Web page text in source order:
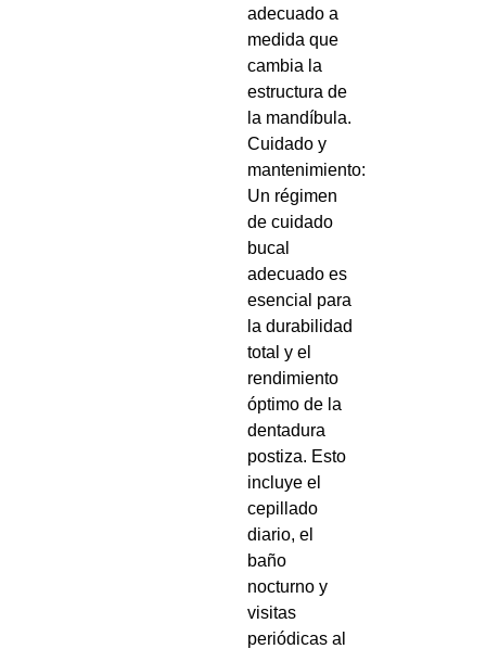
adecuado a
medida que
cambia la
estructura de
la mandíbula.
Cuidado y
mantenimiento:
Un régimen
de cuidado
bucal
adecuado es
esencial para
la durabilidad
total y el
rendimiento
óptimo de la
dentadura
postiza. Esto
incluye el
cepillado
diario, el
baño
nocturno y
visitas
periódicas al